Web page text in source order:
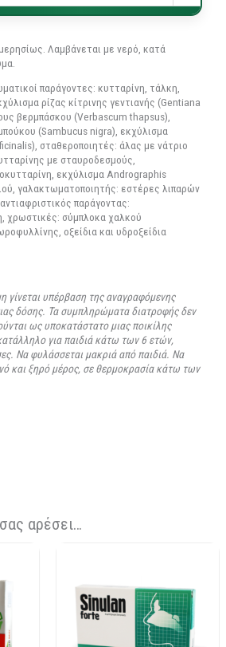
Λαμβάνεται με νερό, κατά
παράγοντες: κυτταρίνη, τάλκη,
ρίζας κίτρινης γεντιανής (Gentiana
βερμπάσκου (Verbascum thapsus),
(Sambucus nigra), εκχύλισμα
σταθεροποιητές: άλας με νάτριο
με σταυροδεσμούς,
εκχύλισμα Andrographis
γαλακτωματοποιητής: εστέρες λιπαρών
παράγοντας:
χρωστικές: σύμπλοκα χαλκού
οξείδια και υδροξείδια
γίνεται υπέρβαση της αναγραφόμενης
δόσης. Τα συμπληρώματα διατροφής δεν
ως υποκατάστατο μιας ποικίλης
για παιδιά κάτω των 6 ετών,
Να φυλάσσεται μακριά από παιδιά. Να
και ξηρό μέρος, σε θερμοκρασία κάτω των
αρέσει…